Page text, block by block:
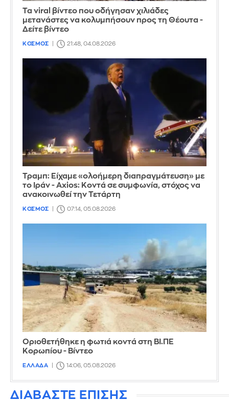
Τα viral βίντεο που οδήγησαν χιλιάδες
μετανάστες να κολυμπήσουν προς τη Θέουτα -
Δείτε βίντεο
ΚΟΣΜΟΣ 21:48, 04.08.2026
Τραμπ: Είχαμε «ολοήμερη διαπραγμάτευση» με
το Ιράν - Axios: Κοντά σε συμφωνία, στόχος να
ανακοινωθεί την Τετάρτη
ΚΟΣΜΟΣ 07:14, 05.08.2026
Οριοθετήθηκε η φωτιά κοντά στη ΒΙ.ΠΕ
Κορωπίου - Βίντεο
ΕΛΛΑΔΑ 14:06, 05.08.2026
ΔΙΑΒΑΣΤΕ ΕΠΙΣΗΣ